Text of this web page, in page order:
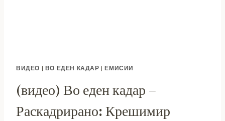
ВИДЕО | ВО ЕДЕН КАДАР |ЕМИСИИ
(видео) Во еден кадар –
Раскадрирано: Крешимир